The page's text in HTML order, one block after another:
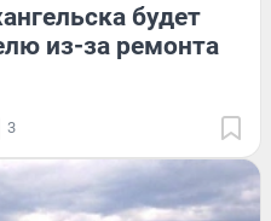
будет
из-за ремонта
3